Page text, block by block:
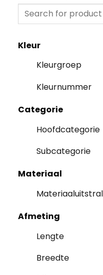
Kleur
Kleurgroep
Kleurnummer
Categorie
Hoofdcategorie
Subcategorie
Materiaal
Afmeting
Lengte
Breedte